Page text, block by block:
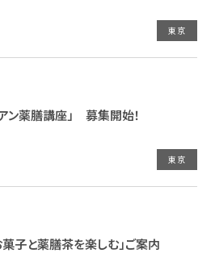
東京
ン薬膳講座」 募集開始！
東京
子と薬膳茶を楽しむ」ご案内